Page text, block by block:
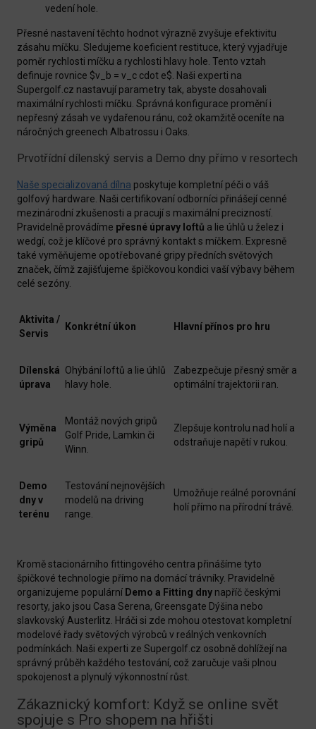
vedení hole.
Přesné nastavení těchto hodnot výrazně zvyšuje efektivitu
zásahu míčku. Sledujeme koeficient restituce, který vyjadřuje
poměr rychlosti míčku a rychlosti hlavy hole. Tento vztah
definuje rovnice $v_b = v_c cdot e$. Naši experti na
Supergolf.cz nastavují parametry tak, abyste dosahovali
maximální rychlosti míčku. Správná konfigurace promění i
nepřesný zásah ve vydařenou ránu, což okamžitě oceníte na
náročných greenech Albatrossu i Oaks.
Prvotřídní dílenský servis a Demo dny přímo v resortech
Naše specializovaná dílna poskytuje kompletní péči o váš
golfový hardware. Naši certifikovaní odborníci přinášejí cenné
mezinárodní zkušenosti a pracují s maximální precizností.
Pravidelně provádíme přesné úpravy loftů a lie úhlů u želez i
wedgí, což je klíčové pro správný kontakt s míčkem. Expresně
také vyměňujeme opotřebované gripy předních světových
značek, čímž zajišťujeme špičkovou kondici vaší výbavy během
celé sezóny.
Aktivita /
Servis
Konkrétní úkon Hlavní přínos pro hru
Dílenská
úprava
Ohýbání loftů a lie úhlů
hlavy hole.
Zabezpečuje přesný směr a
optimální trajektorii ran.
Výměna
gripů
Montáž nových gripů
Golf Pride, Lamkin či
Winn.
Zlepšuje kontrolu nad holí a
odstraňuje napětí v rukou.
Demo
dny v
terénu
Testování nejnovějších
modelů na driving
range.
Umožňuje reálné porovnání
holí přímo na přírodní trávě.
Kromě stacionárního fittingového centra přinášíme tyto
špičkové technologie přímo na domácí trávníky. Pravidelně
organizujeme populární Demo a Fitting dny napříč českými
resorty, jako jsou Casa Serena, Greensgate Dýšina nebo
slavkovský Austerlitz. Hráči si zde mohou otestovat kompletní
modelové řady světových výrobců v reálných venkovních
podmínkách. Naši experti ze Supergolf.cz osobně dohlížejí na
správný průběh každého testování, což zaručuje vaši plnou
spokojenost a plynulý výkonnostní růst.
Zákaznický komfort: Když se online svět
spojuje s Pro shopem na hřišti